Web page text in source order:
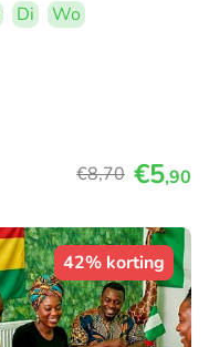
Di
Wo
€8,70 €5,90
42% korting